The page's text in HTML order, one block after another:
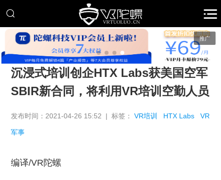
推广
沉浸式培训创企HTX Labs获美国空军
SBIR新合同，将利用VR培训空勤人员
发布时间：2021-04-26 15:52 | 标签：VR培训 HTX Labs VR
军事
编译/VR陀螺